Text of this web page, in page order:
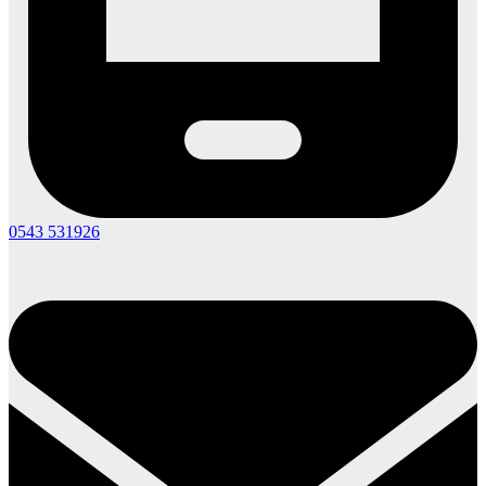
0543 531926